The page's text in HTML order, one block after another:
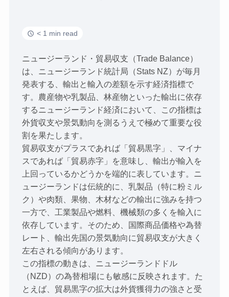
< 1 min read
ニュージーランド・貿易収支（Trade Balance）
は、ニュージーランド統計局（Stats NZ）が毎月
発表する、輸出と輸入の差額を示す経済指標で
す。農産物や乳製品、林産物といった輸出に依存
するニュージーランド経済において、この指標は
外貨収支や景気動向を測るうえで極めて重要な役
割を果たします。
貿易収支がプラスであれば「貿易黒字」、マイナ
スであれば「貿易赤字」を意味し、輸出が輸入を
上回っているかどうかを端的に表しています。ニ
ュージーランドは伝統的に、乳製品（特に粉ミル
ク）や肉類、果物、木材などの輸出に強みを持つ
一方で、工業製品や燃料、機械類の多くを輸入に
依存しています。そのため、国際商品価格や為替
レート、輸出先国の景気動向に貿易収支が大きく
左右される傾向があります。
この指標の動きは、ニュージーランドドル
（NZD）の為替相場にも敏感に反映されます。た
とえば、貿易黒字の拡大は外貨獲得力の強さと受